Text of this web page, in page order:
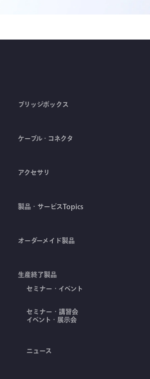
ブリッジボックス
ケーブル・コネクタ
アクセサリ
製品・サービスTopics
オーダーメイド製品
生産終了製品
セミナー・イベント
セミナー・講習会
イベント・展示会
ニュース